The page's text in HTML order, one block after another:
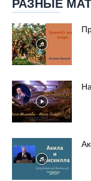
РАЗНЫЕ